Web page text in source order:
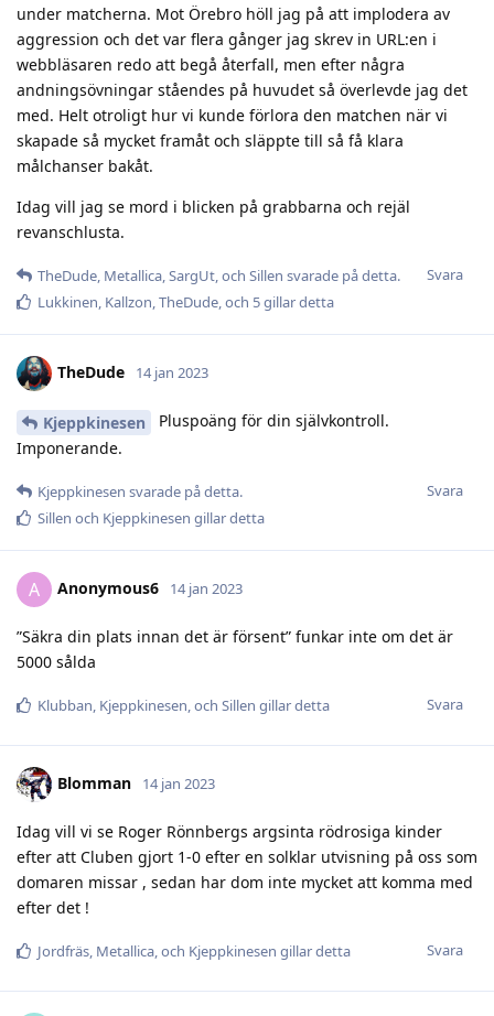
under matcherna. Mot Örebro höll jag på att implodera av
aggression och det var flera gånger jag skrev in URL:en i
webbläsaren redo att begå återfall, men efter några
andningsövningar ståendes på huvudet så överlevde jag det
med. Helt otroligt hur vi kunde förlora den matchen när vi
skapade så mycket framåt och släppte till så få klara
målchanser bakåt.
Idag vill jag se mord i blicken på grabbarna och rejäl
revanschlusta.
Svara
TheDude, Metallica,SargUt, och Sillen svarade på detta.
Lukkinen, Kallzon,TheDude, och 5gillar detta
TheDude 14 jan 2023
Kjeppkinesen
Pluspoäng för din självkontroll.
Imponerande.
Svara
Kjeppkinesen svarade på detta.
Sillen och Kjeppkinesen gillar detta
A Anonymous6 14 jan 2023
”Säkra din plats innan det är försent” funkar inte om det är
5000 sålda
Svara
Klubban, Kjeppkinesen, och Sillen gillar detta
Blomman 14 jan 2023
Idag vill vi se Roger Rönnbergs argsinta rödrosiga kinder
efter att Cluben gjort 1-0 efter en solklar utvisning på oss som
domaren missar , sedan har dom inte mycket att komma med
efter det !
Svara
Jordfräs, Metallica, och Kjeppkinesen gillar detta